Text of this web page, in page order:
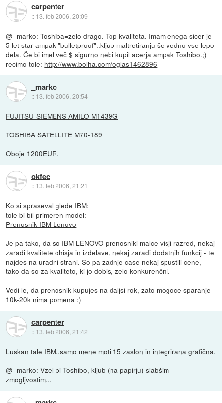
carpenter
:: 13. feb 2006, 20:09
@_marko: Toshiba=zelo drago. Top kvaliteta. Imam enega sicer je
5 let star ampak "bulletproof"..kljub maltretiranju še vedno vse lepo
dela. Če bi imel več $ sigurno nebi kupil acerja ampak Toshibo.;)
recimo tole: http://www.bolha.com/oglas1462896
_marko
:: 13. feb 2006, 20:54
FUJITSU-SIEMENS AMILO M1439G
TOSHIBA SATELLITE M70-189
Oboje 1200EUR.
okfec
:: 13. feb 2006, 21:21
Ko si spraseval glede IBM:
tole bi bil primeren model:
Prenosnik IBM Lenovo
Je pa tako, da so IBM LENOVO prenosniki malce visji razred, nekaj
zaradi kvalitete ohisja in izdelave, nekaj zaradi dodatnih funkcij - te
najdes na uradni strani. So pa zadnje case nekaj spustili cene,
tako da so za kvaliteto, ki jo dobis, zelo konkurenčni.
Vedi le, da prenosnik kupujes na daljsi rok, zato mogoce sparanje
10k-20k nima pomena :)
carpenter
:: 13. feb 2006, 21:42
Luskan tale IBM..samo mene moti 15 zaslon in integrirana grafična.
@_marko: Vzel bi Toshibo, kljub (na papirju) slabšim
zmogljvostim...